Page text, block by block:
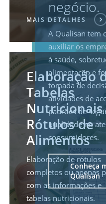
MAIS DETALHES
Elaboração
Tabelas
Nutricionais
Rótulos de
Alimentos
Elaboração de rótulos
completos ou apenas
com as informações e
tabelas nutricionais.
negócio.
A Qualisan tem
auxiliar os
à saúde,
alimentação e
tomada de
atividades de
padrões de
qualidade no
consumidores.
Conheça
Qualisan